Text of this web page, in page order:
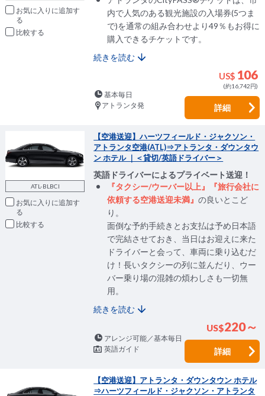
お気に入りに追加
比較
内で人気のある観光施設の入場券(5つま
で)を通常の組み合わせより49％もお得に
購入できるチケットです。
続きを読む
US$ 106
(約16,742円)
基本毎日
アトランタ発
詳細
ATL-BLBCI
お気に入りに追加
比較
【空港送迎】ハーツフィールド・ジャクソン・
アトランタ空港(ATL)⇒アトランタ・ダウンタウ
ン ホテル ｜＜貸切/英語ドライバー＞
英語ドライバーによるプライベート送迎！
『タクシー/ウーバー以上』『旅行会社に
依頼する空港送迎未満』の良いとこど
り。
面倒な予約手続きとお支払は予め日本語
で完結させておき、当日はお迎えに来た
ドライバーと会って、車両に乗り込むだ
け！長いタクシーの列に並んだり、ウー
バー乗り場の混雑の煩わしさも一切無
用。
続きを読む
US$220～
アレンジ可能／基本毎日
英語ガイド
詳細
【空港送迎】アトランタ・ダウンタウン ホテル
⇒ハーツフィールド・ジャクソン・アトランタ